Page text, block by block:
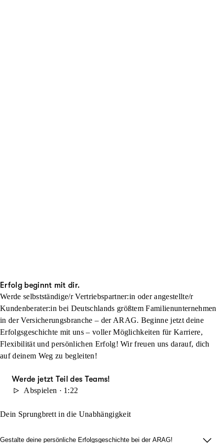
Erfolg beginnt mit dir.
Werde selbstständige/r Vertriebspartner:in oder angestellte/r
Kundenberater:in bei Deutschlands größtem Familienunternehmen
in der Versicherungsbranche – der ARAG. Beginne jetzt deine
Erfolgsgeschichte mit uns – voller Möglichkeiten für Karriere,
Flexibilität und persönlichen Erfolg! Wir freuen uns darauf, dich
auf deinem Weg zu begleiten!
Werde jetzt Teil des Teams!
Abspielen · 1:22
Dein Sprungbrett in die Unabhängigkeit
Gestalte deine persönliche Erfolgsgeschichte bei der ARAG!